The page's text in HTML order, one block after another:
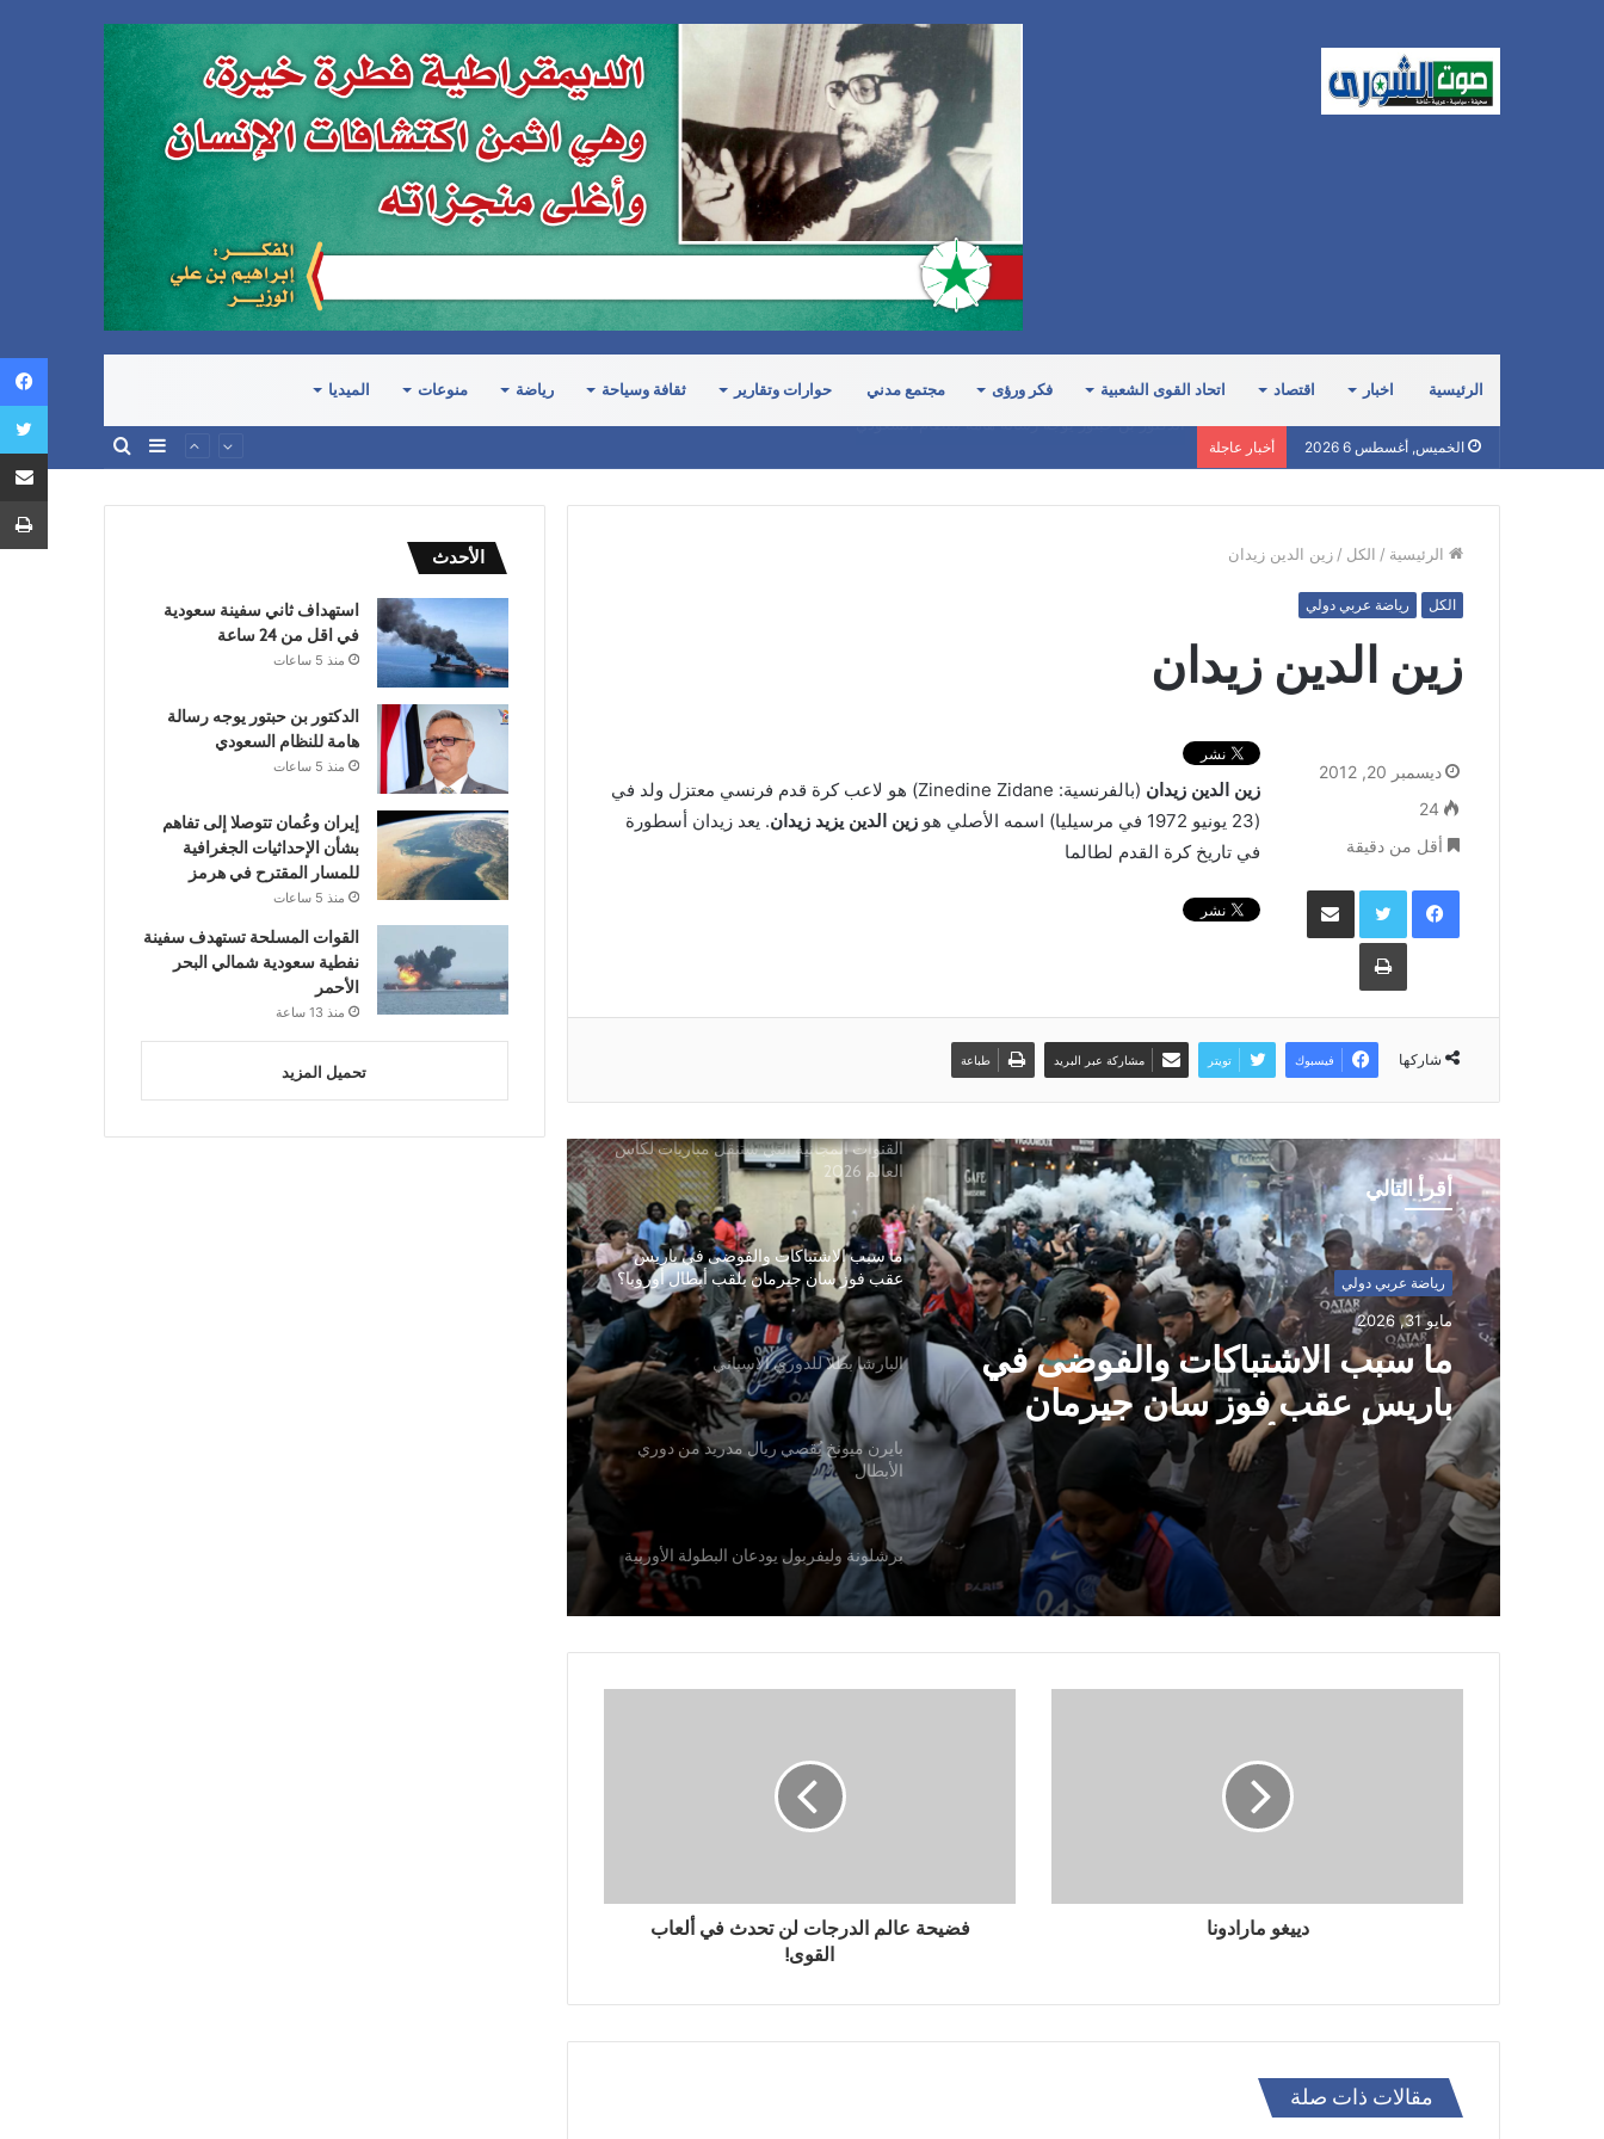
الرئيسية اخبار اقتصاد اتحاد القوى الشعبية فكر ورؤى مجتمع مدني حوارات وتقارير ثقافة وسياحة رياضة منوعات الميديا
الخميس, أغسطس 6 2026 أخبار عاجلة
إضافة
الرئيسية / الكل / زين الدين زيدان
الكل رياضة عربي دولي
زين الدين زيدان
زين الدين زيدان
(بالفرنسية: Zinedine Zidane) هو لاعب كرة قدم فرنسي معتزل ولد في
(23 يونيو 1972 في مرسيليا) اسمه الأصلي هو زين الدين يزيد زيدان. يعد زيدان أسطورة
في تاريخ كرة القدم لطالما
ديسمبر 20, 2012
24
أقل من دقيقة
فيسبوك تويتر
طباعة
شاركها فيسبوك تويتر مشاركة عبر البريد طباعة
أقرأ التالي
رياضة عربي دولي
مايو 31, 2026
ما سبب الاشتباكات والفوضى في
باريس عقب فوز سان جيرمان
بلقب أبطال أوروبا؟
رياضة عربي دولي
مايو 10, 2026
البارشا بطلا للدوري الاسباني
ما سبب الاشتباكات والفوضى في باريس
عقب فوز سان جيرمان بلقب أبطال أوروبا؟
البارشا بطلا للدوري الاسباني
بايرن ميونخ يُقصي ريال مدريد من دوري
الأبطال
برشلونة وليفربول يودعان البطولة الأوربية
لماذا أهدى الحكم أتلتيكو الفوز ضد برشلونة
من الذي اقنع ساديو ماني بالعودة بعد
المغرب يتوج ببطولة العرب في نهائي مثير
أمام الأردن
دييغو مارادونا
فضيحة عالم الدرجات لن تحدث في ألعاب
القوى!
مقالات ذات صلة
الأحدث
استهداف ثاني سفينة سعودية
في اقل من 24 ساعة
منذ 5 ساعات
الدكتور بن حبتور يوجه رسالة
هامة للنظام السعودي
منذ 5 ساعات
إيران وعُمان تتوصلا إلى تفاهم
بشأن الإحداثيات الجغرافية
للمسار المقترح في هرمز
منذ 5 ساعات
القوات المسلحة تستهدف سفينة
نفطية سعودية شمالي البحر
الأحمر
منذ 13 ساعة
تحميل المزيد